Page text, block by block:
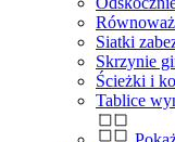
Siatki
Skrzynie
Ścieżki i
Tablice